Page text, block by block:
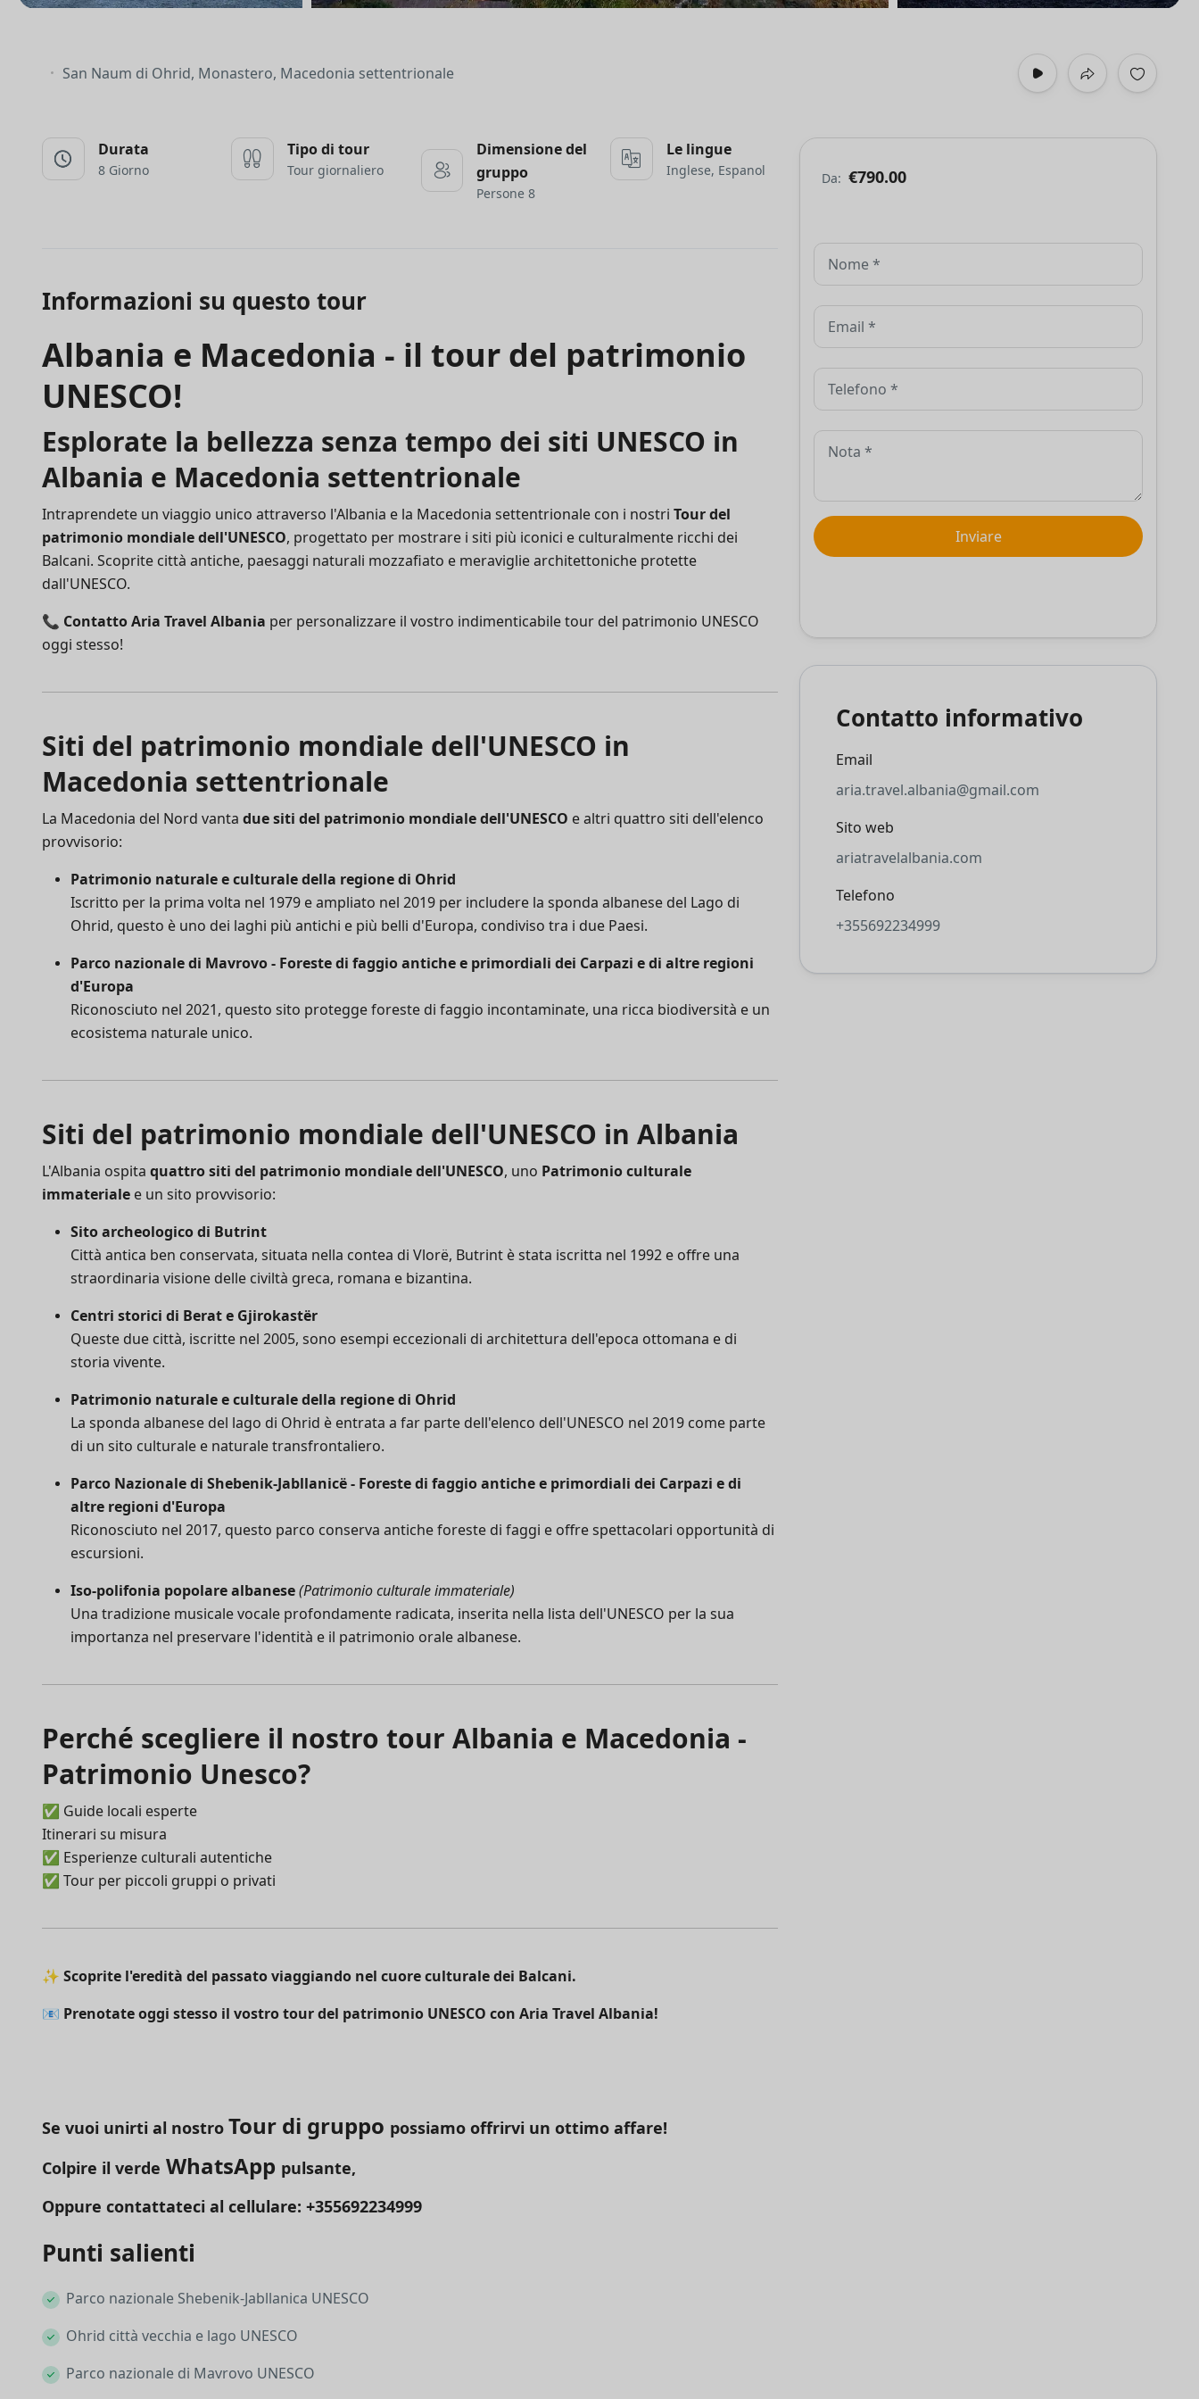
San Naum di Ohrid, Monastero, Macedonia settentrionale
Durata
8 Giorno
Tipo di tour
Tour giornaliero
Dimensione del
gruppo
Persone 8
Le lingue
Inglese, Espanol
Informazioni su questo tour
Albania e Macedonia - il tour del patrimonio
UNESCO!
Esplorate la bellezza senza tempo dei siti UNESCO in
Albania e Macedonia settentrionale
Intraprendete un viaggio unico attraverso l'Albania e la Macedonia settentrionale con i nostri Tour del
patrimonio mondiale dell'UNESCO, progettato per mostrare i siti più iconici e culturalmente ricchi dei
Balcani. Scoprite città antiche, paesaggi naturali mozzafiato e meraviglie architettoniche protette
dall'UNESCO.
📞 Contatto Aria Travel Albania per personalizzare il vostro indimenticabile tour del patrimonio UNESCO
oggi stesso!
Siti del patrimonio mondiale dell'UNESCO in
Macedonia settentrionale
La Macedonia del Nord vanta due siti del patrimonio mondiale dell'UNESCO e altri quattro siti dell'elenco
provvisorio:
Patrimonio naturale e culturale della regione di Ohrid
Iscritto per la prima volta nel 1979 e ampliato nel 2019 per includere la sponda albanese del Lago di
Ohrid, questo è uno dei laghi più antichi e più belli d'Europa, condiviso tra i due Paesi.
Parco nazionale di Mavrovo - Foreste di faggio antiche e primordiali dei Carpazi e di altre regioni
d'Europa
Riconosciuto nel 2021, questo sito protegge foreste di faggio incontaminate, una ricca biodiversità e un
ecosistema naturale unico.
Siti del patrimonio mondiale dell'UNESCO in Albania
L'Albania ospita quattro siti del patrimonio mondiale dell'UNESCO, uno Patrimonio culturale
immateriale e un sito provvisorio:
Sito archeologico di Butrint
Città antica ben conservata, situata nella contea di Vlorë, Butrint è stata iscritta nel 1992 e offre una
straordinaria visione delle civiltà greca, romana e bizantina.
Centri storici di Berat e Gjirokastër
Queste due città, iscritte nel 2005, sono esempi eccezionali di architettura dell'epoca ottomana e di
storia vivente.
Patrimonio naturale e culturale della regione di Ohrid
La sponda albanese del lago di Ohrid è entrata a far parte dell'elenco dell'UNESCO nel 2019 come parte
di un sito culturale e naturale transfrontaliero.
Parco Nazionale di Shebenik-Jabllanicë - Foreste di faggio antiche e primordiali dei Carpazi e di
altre regioni d'Europa
Riconosciuto nel 2017, questo parco conserva antiche foreste di faggi e offre spettacolari opportunità di
escursioni.
Iso-polifonia popolare albanese(Patrimonio culturale immateriale)
Una tradizione musicale vocale profondamente radicata, inserita nella lista dell'UNESCO per la sua
importanza nel preservare l'identità e il patrimonio orale albanese.
Perché scegliere il nostro tour Albania e Macedonia -
Patrimonio Unesco?
✅ Guide locali esperte
Itinerari su misura
✅ Esperienze culturali autentiche
✅ Tour per piccoli gruppi o privati
✨ Scoprite l'eredità del passato viaggiando nel cuore culturale dei Balcani.
📧 Prenotate oggi stesso il vostro tour del patrimonio UNESCO con Aria Travel Albania!
Se vuoi unirti al nostro Tour di gruppo possiamo offrirvi un ottimo affare!
Colpire il verde WhatsApp pulsante,
Oppure contattateci al cellulare: +355692234999
Punti salienti
Parco nazionale Shebenik-Jabllanica UNESCO
Ohrid città vecchia e lago UNESCO
Parco nazionale di Mavrovo UNESCO
Da: €790.00
Contatto informativo
Email
aria.travel.albania@gmail.com
Sito web
ariatravelalbania.com
Telefono
+355692234999